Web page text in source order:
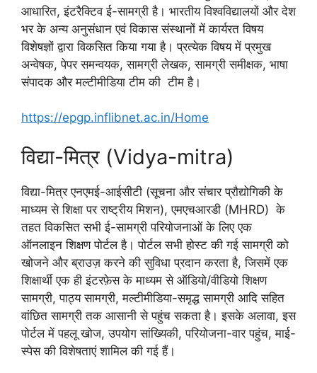
आधारित, इंटरैक्टिव ई-सामग्री है। भारतीय विश्वविद्यालयों और देश
भर के अन्य अनुसंधान एवं विकास संस्थानों में कार्यरत विषय
विशेषज्ञों द्वारा विकसित किया गया है। प्रत्येक विषय में प्रमुख
अन्वेषक, पेपर समन्वयक, सामग्री लेखक, सामग्री समीक्षक, भाषा
संपादक और मल्टीमीडिया टीम की टीम है।
https://epgp.inflibnet.ac.in/Home
विद्या-मित्र (Vidya-mitra)
विद्या-मित्र एनएमई-आईसीटी (सूचना और संचार प्रौद्योगिकी के
माध्यम से शिक्षा पर राष्ट्रीय मिशन), एमएचआरडी (MHRD) के
तहत विकसित सभी ई-सामग्री परियोजनाओं के लिए एक
ऑनलाइन शिक्षण पोर्टल है। पोर्टल सभी होस्ट की गई सामग्री को
खोजने और ब्राउज़ करने की सुविधा प्रदान करता है, जिसमें एक
शिक्षार्थी एक ही इंटरफ़ेस के माध्यम से ऑडियो/वीडियो शिक्षण
सामग्री, पाठ्य सामग्री, मल्टीमीडिया-समृद्ध सामग्री आदि सहित
वांछित सामग्री तक आसानी से पहुंच सकता है। इसके अलावा, इस
पोर्टल में पहलू खोज, उपयोग सांख्यिकी, परियोजना-वार पहुंच, माई-
स्पेस की विशेषताएं शामिल की गई हैं।